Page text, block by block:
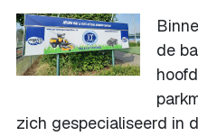
de
zich gespecialiseerd in